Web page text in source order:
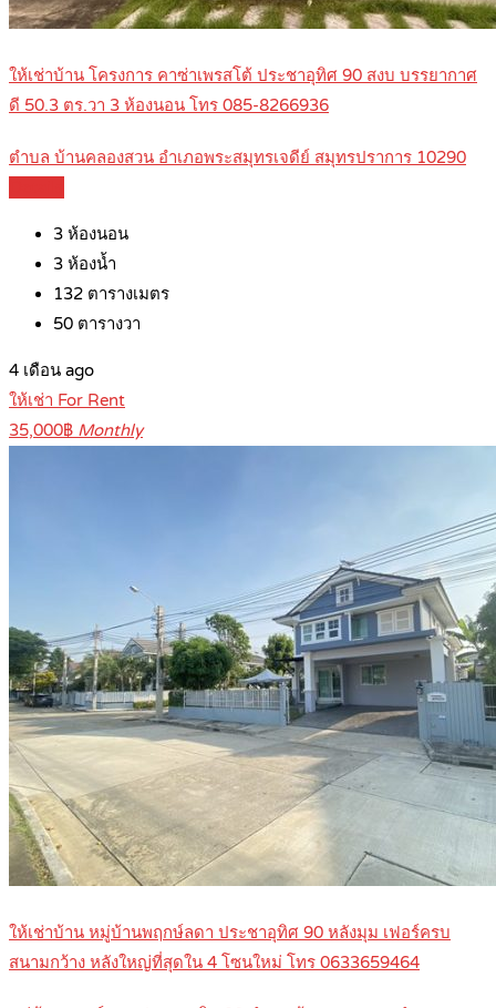
ให้เช่าบ้าน โครงการ คาซ่าเพรสโต้ ประชาอุทิศ 90 สงบ บรรยากาศ
ดี 50.3 ตร.วา 3 ห้องนอน โทร 085-8266936
ตำบล บ้านคลองสวน อำเภอพระสมุทรเจดีย์ สมุทรปราการ 10290
3 ห้องนอน
3 ห้องน้ำ
132 ตารางเมตร
50 ตารางวา
4 เดือน ago
ให้เช่า For Rent
35,000฿ Monthly
ให้เช่าบ้าน หมู่บ้านพฤกษ์ลดา ประชาอุทิศ 90 หลังมุม เฟอร์ครบ
สนามกว้าง หลังใหญ่ที่สุดใน 4 โซนใหม่ โทร 0633659464